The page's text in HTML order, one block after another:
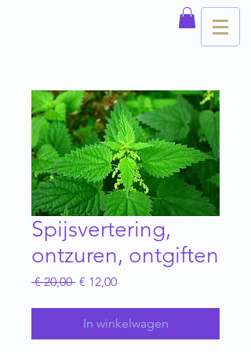
Spijsvertering,
ontzuren, ontgiften
€ 20,00 Normale
€ 12,00Verkoopprijs
In winkelwagen